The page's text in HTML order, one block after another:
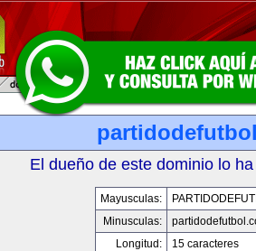
El dueño de este dominio lo
Mayusculas:
Minusculas:
Longitud:
15 caracteres